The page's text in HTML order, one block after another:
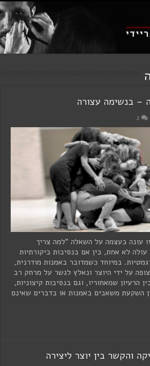
– בנשימה עצורה
2
עונה בעצמה על השאלה "למה צריך
לא אחת, בין אם בנסיבות ביקורתיות
במיוחד כשמדובר באמנות מודרנית,
על ידי היוצר ונאלץ לגשר על מרחק רב
הרעיון שמאחוריו, וגם בנסיבות קיצוניות,
השקעת משאבים באמנות או בדברים שאינם
והקשר בין יוצר ליצירה